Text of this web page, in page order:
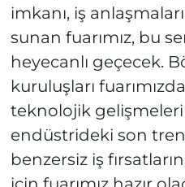
imkanı, iş
sunan fuarımız, bu
heyecanlı geçecek.
kuruluşları
teknolojik
endüstrideki son
benzersiz iş